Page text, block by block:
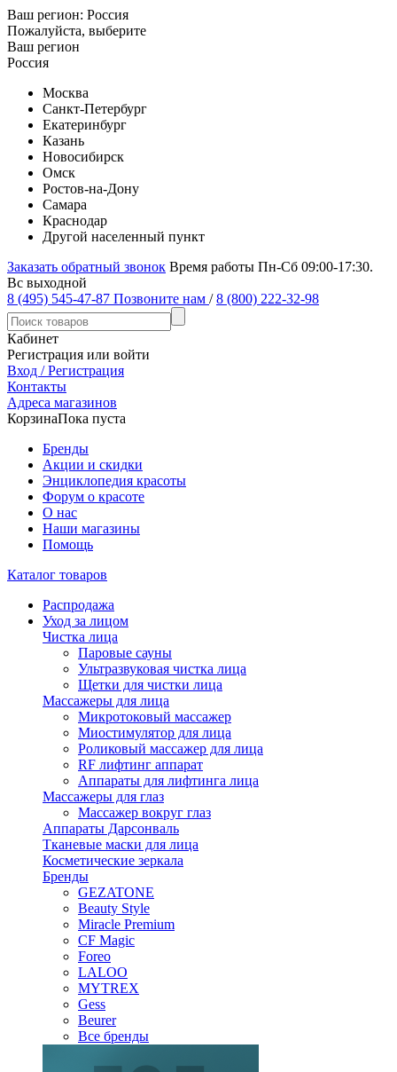
Ваш регион: Россия
Пожалуйста, выберите
Ваш регион
Россия
Москва
Санкт-Петербург
Екатеринбург
Казань
Новосибирск
Омск
Ростов-на-Дону
Самара
Краснодар
Другой населенный пункт
Заказать обратный звонок Время работы Пн-Сб 09:00-17:30.
Вс выходной
8 (495) 545-47-87 Позвоните нам / 8 (800) 222-32-98
Кабинет
Регистрация или войти
Вход / Регистрация
Контакты
Адреса магазинов
КорзинаПока пуста
Бренды
Акции и скидки
Энциклопедия красоты
Форум о красоте
О нас
Наши магазины
Помощь
Каталог товаров
Распродажа
Уход за лицом
Чистка лица
Паровые сауны
Ультразвуковая чистка лица
Щетки для чистки лица
Массажеры для лица
Микротоковый массажер
Миостимулятор для лица
Роликовый массажер для лица
RF лифтинг аппарат
Аппараты для лифтинга лица
Массажеры для глаз
Массажер вокруг глаз
Аппараты Дарсонваль
Тканевые маски для лица
Косметические зеркала
Бренды
GEZATONE
Beauty Style
Miracle Premium
CF Magic
Foreo
LALOO
MYTREX
Gess
Beurer
Все бренды